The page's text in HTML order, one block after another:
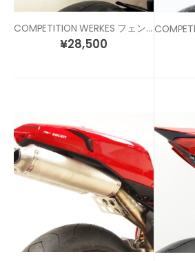
COMPETITION WERKES フェンダーレスキット Daytona675 (09-12)
¥28,500